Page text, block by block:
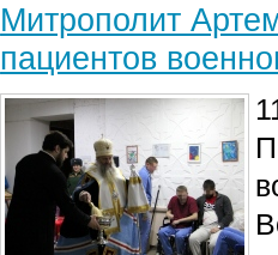
Митрополит
пациентов